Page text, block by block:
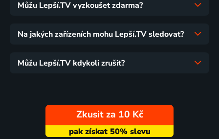
Můžu Lepší.TV vyzkoušet zdarma?
Na jakých zařízeních mohu Lepší.TV sledovat?
Můžu Lepší.TV kdykoli zrušit?
Zkusit za 10 Kč